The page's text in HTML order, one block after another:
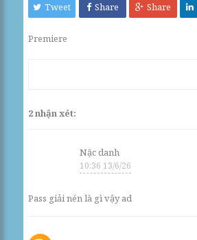
Tweet Share Share
Premiere
2 nhận xét:
Nặc danh
10:36 13/6/26
Pass giải nén là gì vậy ad